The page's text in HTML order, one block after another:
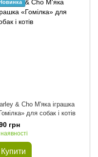
& Cho М'яка іграшка
для собак і котів
грн
Купити